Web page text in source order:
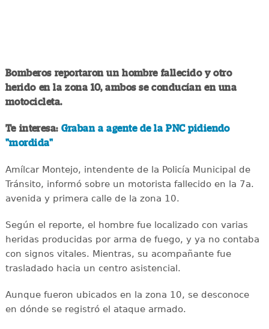
Bomberos reportaron un hombre fallecido y otro
herido en la zona 10, ambos se conducían en una
motocicleta.
Te interesa: Graban a agente de la PNC pidiendo
"mordida"
Amílcar Montejo, intendente de la Policía Municipal de
Tránsito, informó sobre un motorista fallecido en la 7a.
avenida y primera calle de la zona 10.
Según el reporte, el hombre fue localizado con varias
heridas producidas por arma de fuego, y ya no contaba
con signos vitales. Mientras, su acompañante fue
trasladado hacia un centro asistencial.
Aunque fueron ubicados en la zona 10, se desconoce
en dónde se registró el ataque armado.